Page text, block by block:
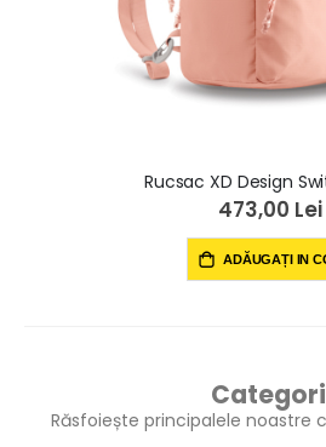
Rucsac XD Design
473,00 Lei
ADĂUGAȚI IN
Răsfoiește principalele noastre